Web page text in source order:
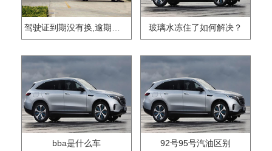
玻璃水冻住了如何解决？
bba是什么车 92号95号汽油区别